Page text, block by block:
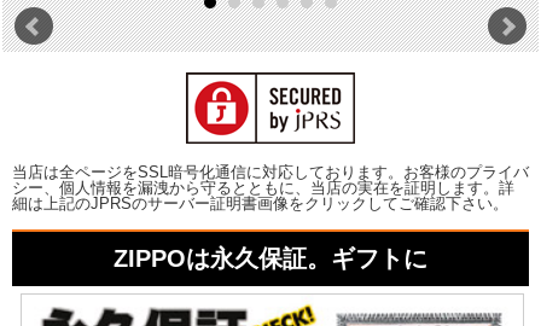
当店は全ページをSSL暗号化通信に対応しております。お客様のプライバ
シー、個人情報を漏洩から守るとともに、当店の実在を証明します。詳
細は上記のJPRSのサーバー証明書画像をクリックしてご確認下さい。
ZIPPOは永久保証。ギフトに